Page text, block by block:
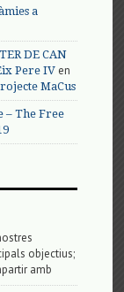
a
DE CAN
Pere IV en
MaCus
– The Free
objectius;
amb